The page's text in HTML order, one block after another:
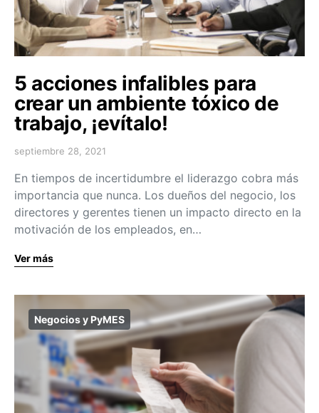
5 acciones infalibles para
crear un ambiente tóxico de
trabajo, ¡evítalo!
septiembre 28, 2021
En tiempos de incertidumbre el liderazgo cobra más
importancia que nunca. Los dueños del negocio, los
directores y gerentes tienen un impacto directo en la
motivación de los empleados, en…
Ver más
Negocios y PyMES